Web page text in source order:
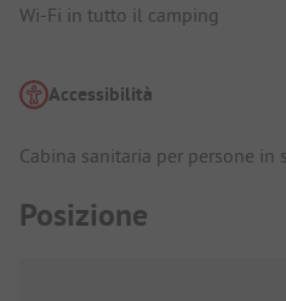
Wi-Fi in tutto il camping
Accessibilità
Cabina sanitaria per persone in
Posizione